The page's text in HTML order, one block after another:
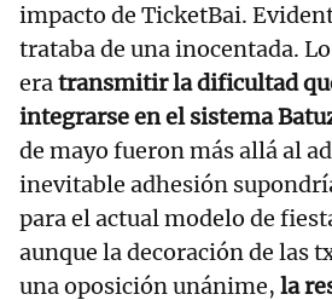
impacto de TicketBai.
trataba de una inocentada.
eratransmitir la dificultad
integrarse en el sistema
de mayo fueron más allá al
inevitable adhesión
para el actual modelo de
aunque la decoración de las
una oposición unánime, la